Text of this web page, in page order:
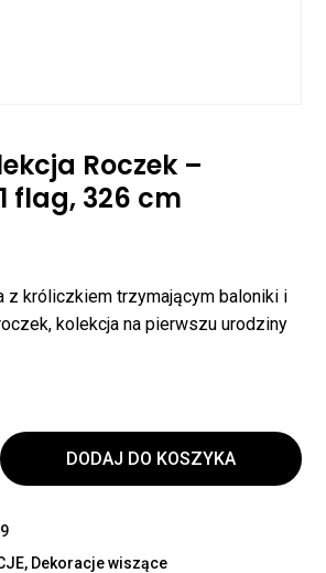
Roczek –
flag, 326 cm
z króliczkiem trzymającym baloniki i
kolekcja na pierwszu urodziny
DODAJ DO KOSZYKA
, Dekoracje wiszące